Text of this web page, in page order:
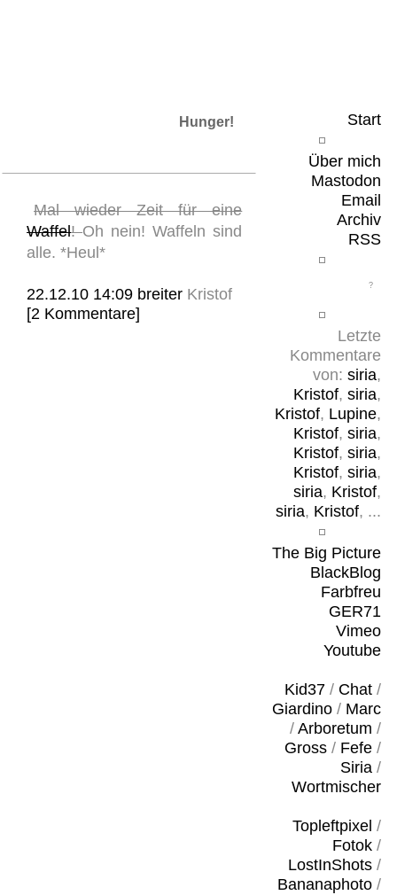
Start
Über mich
Mastodon
Email
Archiv
RSS
Letzte
Kommentare
von: siria,
Kristof, siria,
Kristof, Lupine,
Kristof, siria,
Kristof, siria,
Kristof, siria,
siria, Kristof,
siria, Kristof, ...
The Big Picture
BlackBlog
Farbfreu
GER71
Vimeo
Youtube
Kid37/ Chat/
Giardino/ Marc
/ Arboretum /
Gross/ Fefe/
Siria/
Wortmischer
Topleftpixel /
Fotok/
LostInShots/
Bananaphoto/
Hunger!
Mal wieder Zeit für eine
Waffel!Oh nein! Waffeln sind
alle. *Heul*
22.12.10 14:09 breiter Kristof
[2 Kommentare]